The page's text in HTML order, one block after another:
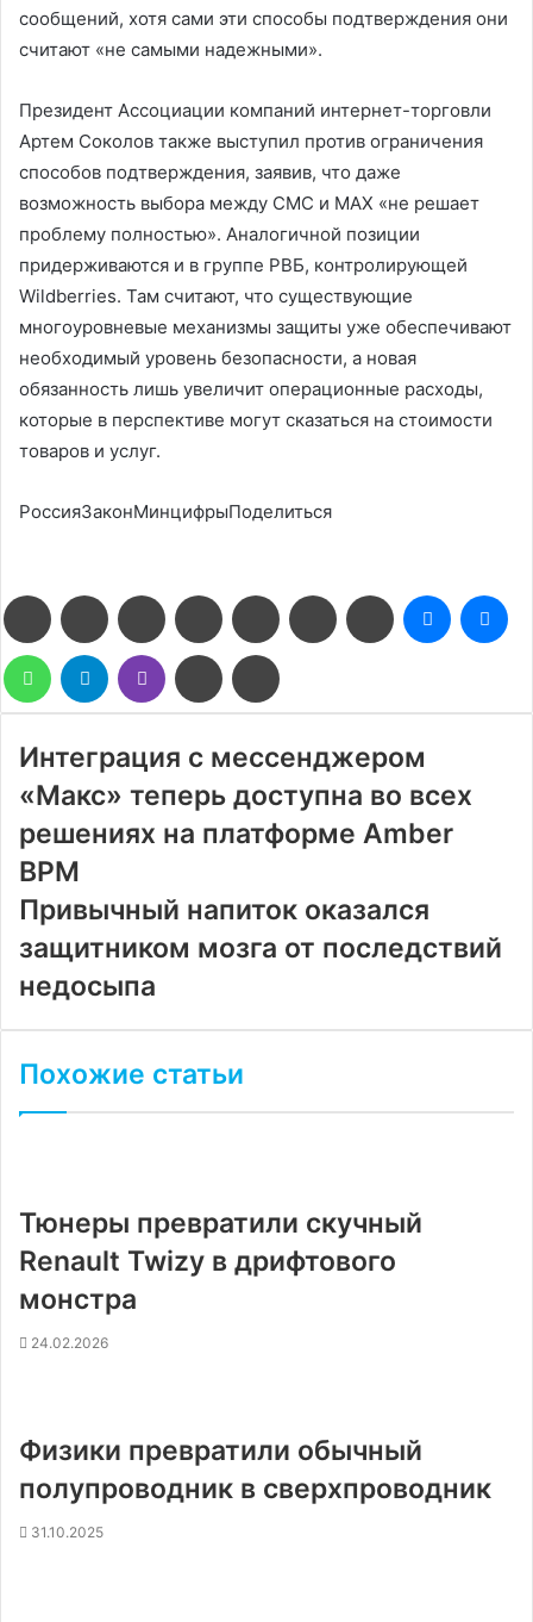
сообщений, хотя сами эти способы подтверждения они
считают «не самыми надежными».
Президент Ассоциации компаний интернет-торговли
Артем Соколов также выступил против ограничения
способов подтверждения, заявив, что даже
возможность выбора между СМС и MAX «не решает
проблему полностью». Аналогичной позиции
придерживаются и в группе РВБ, контролирующей
Wildberries. Там считают, что существующие
многоуровневые механизмы защиты уже обеспечивают
необходимый уровень безопасности, а новая
обязанность лишь увеличит операционные расходы,
которые в перспективе могут сказаться на стоимости
товаров и услуг.
РоссияЗаконМинцифрыПоделиться
FacebookTwitter LinkedIn Pinterest Reddit ВконтактеОдноклассники
Messenger
WhatsAppTelegram Viber
Поделиться
через
электронную
Интеграция с мессенджером
«Макс» теперь доступна во всех
решениях на платформе Amber
BPM
Привычный напиток оказался
защитником мозга от последствий
недосыпа
Похожие статьи
Тюнеры превратили скучный
Renault Twizy в дрифтового
монстра
24.02.2026
Физики превратили обычный
полупроводник в сверхпроводник
31.10.2025